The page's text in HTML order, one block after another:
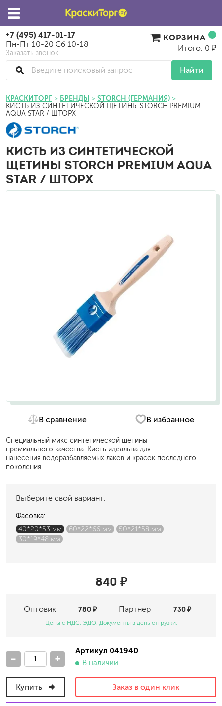
+7 (495) 417-01-17
Пн-Пт 10-20 Сб 10-18
Заказать звонок
Найти
КОРЗИНА
Итого: 0 ₽
КРАСКИТОРГ БРЕНДЫ STORCH (ГЕРМАНИЯ)
КИСТЬ ИЗ СИНТЕТИЧЕСКОЙ ЩЕТИНЫ STORCH PREMIUM
AQUA STAR / ШТОРХ
КИСТЬ ИЗ СИНТЕТИЧЕСКОЙ
ЩЕТИНЫ STORCH PREMIUM AQUA
STAR / ШТОРХ
В сравнение В избранное
Специальный микс синтетической щетины
премиального качества. Кисть идеальна для
нанесения водоразбавляемых лаков и красок последнего
поколения.
Выберите свой вариант:
Фасовка:
40*20*53 мм
60*22*66 мм
50*21*58 мм
30*19*48 мм
840 ₽
Оптовик Партнер
780 ₽ 730 ₽
Цены с НДС. ЭДО. Документы в день отгрузки.
- +
Артикул 041940
В наличии
Купить Заказ в один клик